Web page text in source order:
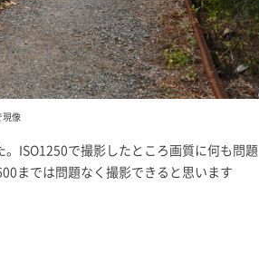
現像
ISO1250で撮影したところ画質に何も問題
までは問題なく撮影できると思います